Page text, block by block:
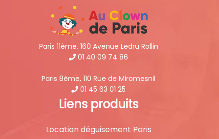
Paris 11ème, 160 Avenue Ledru Rollin
01 40 09 74 86
Paris 8ème, 110 Rue de Miromesnil
01 45 63 01 25
Liens produits
Location déguisement Paris